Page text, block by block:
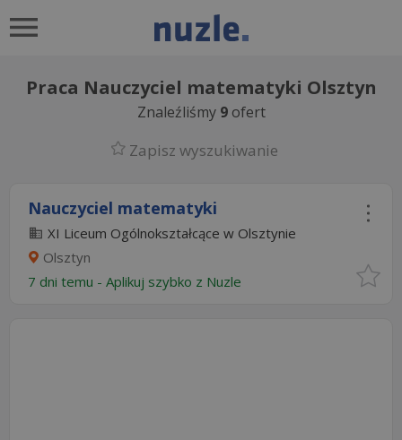
Praca Nauczyciel matematyki Olsztyn
Znaleźliśmy 9ofert
Zapisz wyszukiwanie
Nauczyciel matematyki
XI Liceum Ogólnokształcące w Olsztynie
Olsztyn
7 dni temu - Aplikuj szybko z Nuzle